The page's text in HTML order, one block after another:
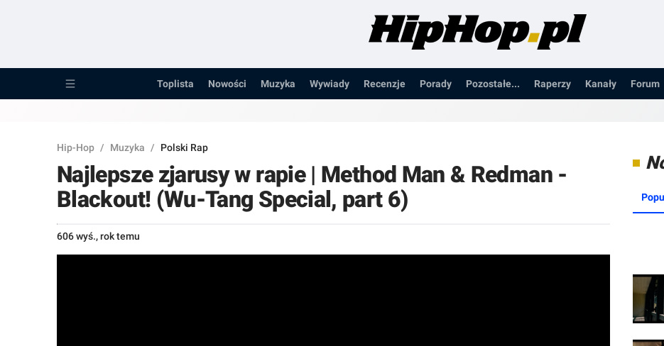
Pozostałe...
Toplista Nowości Muzyka Wywiady Recenzje Porady Pozostałe... Raperzy Kanały Forum
Hip-Hop / Muzyka / Polski Rap
Najlepsze zjarusy w rapie | Method Man & Redman -
Blackout! (Wu-Tang Special, part 6)
606 wyś.,rok temu